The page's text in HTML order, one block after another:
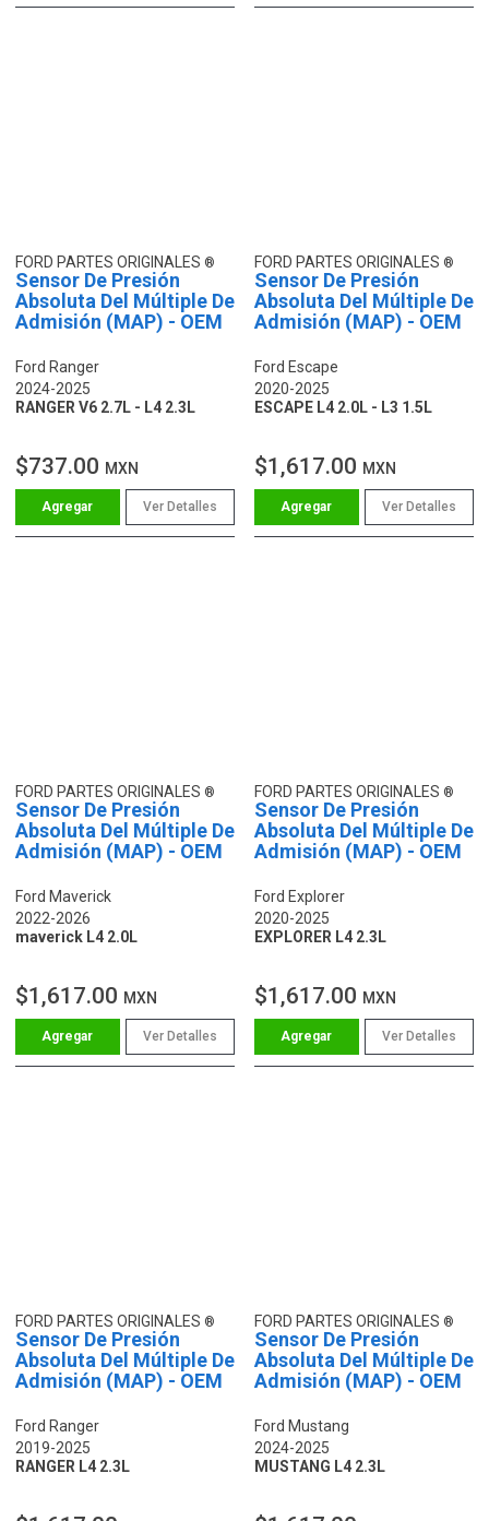
FORD PARTES ORIGINALES
Sensor De Presión
Absoluta Del Múltiple De
Admisión (MAP) - OEM
Ford Ranger
2024-2025
RANGER V6 2.7L - L4 2.3L
$737.00 MXN
Ver Detalles
FORD PARTES ORIGINALES
Sensor De Presión
Absoluta Del Múltiple De
Admisión (MAP) - OEM
Ford Escape
2020-2025
ESCAPE L4 2.0L - L3 1.5L
$1,617.00 MXN
Ver Detalles
FORD PARTES ORIGINALES
Sensor De Presión
Absoluta Del Múltiple De
Admisión (MAP) - OEM
Ford Maverick
2022-2026
maverick L4 2.0L
$1,617.00 MXN
Ver Detalles
FORD PARTES ORIGINALES
Sensor De Presión
Absoluta Del Múltiple De
Admisión (MAP) - OEM
Ford Explorer
2020-2025
EXPLORER L4 2.3L
$1,617.00 MXN
Ver Detalles
FORD PARTES ORIGINALES
Sensor De Presión
Absoluta Del Múltiple De
Admisión (MAP) - OEM
Ford Ranger
2019-2025
RANGER L4 2.3L
FORD PARTES ORIGINALES
Sensor De Presión
Absoluta Del Múltiple De
Admisión (MAP) - OEM
Ford Mustang
2024-2025
MUSTANG L4 2.3L